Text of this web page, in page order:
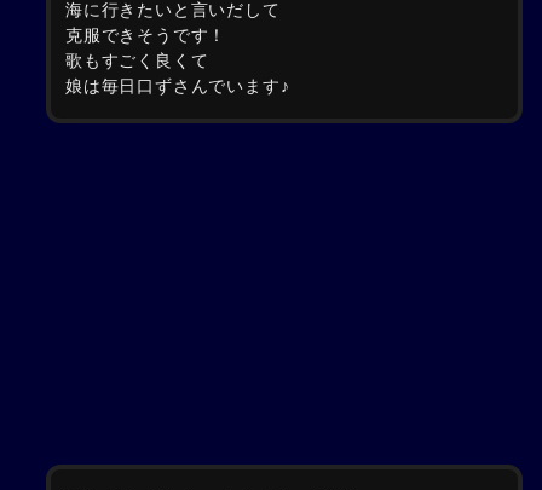
海に行きたいと言いだして
克服できそうです！
歌もすごく良くて
娘は毎日口ずさんでいます♪